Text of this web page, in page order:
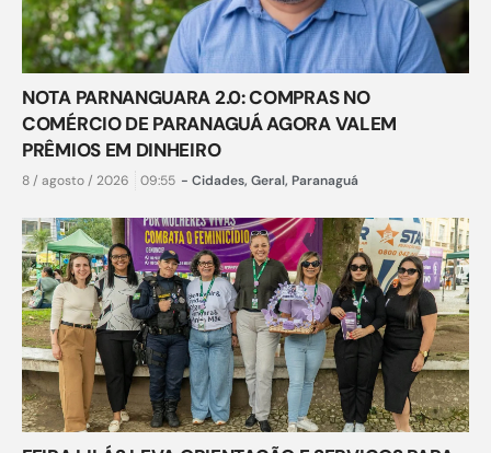
NOTA PARNANGUARA 2.0: COMPRAS NO
COMÉRCIO DE PARANAGUÁ AGORA VALEM
PRÊMIOS EM DINHEIRO
8 / agosto / 2026 09:55 - Cidades, Geral, Paranaguá